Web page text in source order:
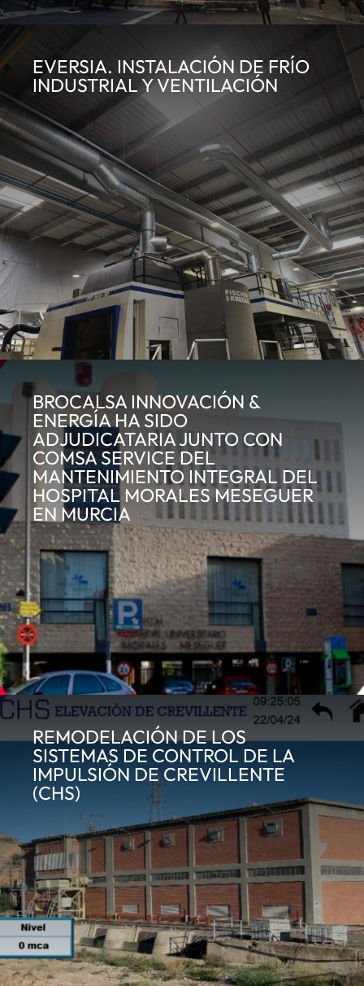
EVERSIA. INSTALACIÓN DE FRÍO
INDUSTRIAL Y VENTILACIÓN
BROCALSA INNOVACIÓN &
ENERGÍA HA SIDO
ADJUDICATARIA JUNTO CON
COMSA SERVICE DEL
MANTENIMIENTO INTEGRAL DEL
HOSPITAL MORALES MESEGUER
EN MURCIA
REMODELACIÓN DE LOS
SISTEMAS DE CONTROL DE LA
IMPULSIÓN DE CREVILLENTE
(CHS)